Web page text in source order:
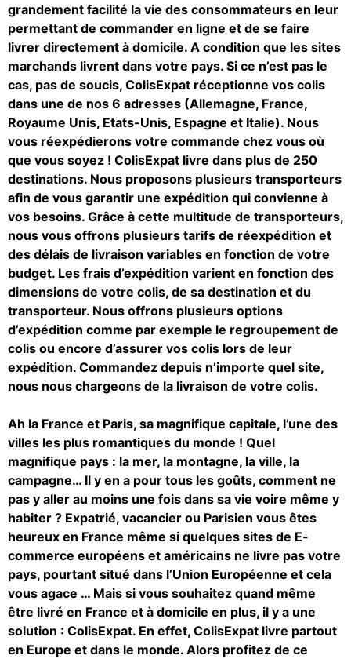
grandement facilité la vie des consommateurs en leur
permettant de commander en ligne et de se faire
livrer directement à domicile. A condition que les sites
marchands livrent dans votre pays. Si ce n’est pas le
cas, pas de soucis, ColisExpat réceptionne vos colis
dans une de nos 6 adresses (Allemagne, France,
Royaume Unis, Etats-Unis, Espagne et Italie). Nous
vous réexpédierons votre commande chez vous où
que vous soyez ! ColisExpat livre dans plus de 250
destinations. Nous proposons plusieurs transporteurs
afin de vous garantir une expédition qui convienne à
vos besoins. Grâce à cette multitude de transporteurs,
nous vous offrons plusieurs tarifs de réexpédition et
des délais de livraison variables en fonction de votre
budget. Les frais d’expédition varient en fonction des
dimensions de votre colis, de sa destination et du
transporteur. Nous offrons plusieurs options
d’expédition comme par exemple le regroupement de
colis ou encore d’assurer vos colis lors de leur
expédition. Commandez depuis n’importe quel site,
nous nous chargeons de la livraison de votre colis.
Ah la France et Paris, sa magnifique capitale, l’une des
villes les plus romantiques du monde ! Quel
magnifique pays : la mer, la montagne, la ville, la
campagne… Il y en a pour tous les goûts, comment ne
pas y aller au moins une fois dans sa vie voire même y
habiter ? Expatrié, vacancier ou Parisien vous êtes
heureux en France même si quelques sites de E-
commerce européens et américains ne livre pas votre
pays, pourtant situé dans l’Union Européenne et cela
vous agace … Mais si vous souhaitez quand même
être livré en France et à domicile en plus, il y a une
solution : ColisExpat. En effet, ColisExpat livre partout
en Europe et dans le monde. Alors profitez de ce